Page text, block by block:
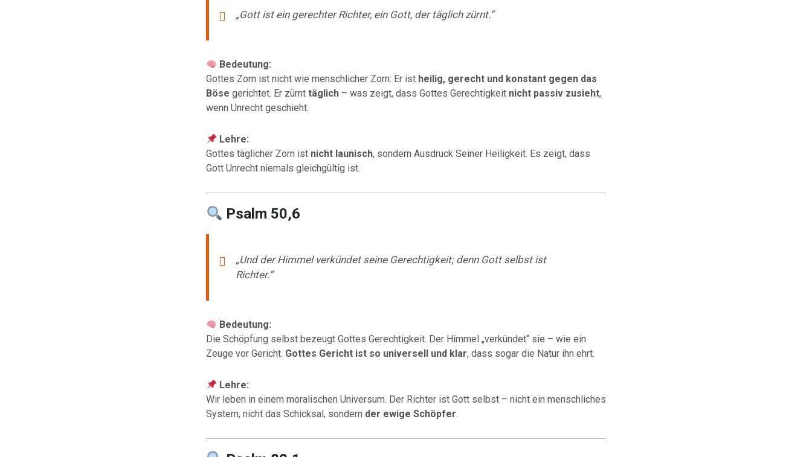
„Gott ist ein gerechter Richter, ein Gott, der täglich zürnt.“
Bedeutung:
Gottes Zorn ist nicht wie menschlicher Zorn: Er ist heilig, gerecht und konstant gegen das
Böse gerichtet. Er zürnt täglich– was zeigt, dass Gottes Gerechtigkeit nicht passiv zusieht,
wenn Unrecht geschieht.
Lehre:
Gottes täglicher Zorn ist nicht launisch, sondern Ausdruck Seiner Heiligkeit. Es zeigt, dass
Gott Unrecht niemals gleichgültig ist.
Psalm 50,6
„Und der Himmel verkündet seine Gerechtigkeit; denn Gott selbst ist
Richter.“
Bedeutung:
Die Schöpfung selbst bezeugt Gottes Gerechtigkeit. Der Himmel „verkündet“ sie – wie ein
Zeuge vor Gericht. Gottes Gericht ist so universell und klar, dass sogar die Natur ihn ehrt.
Lehre:
Wir leben in einem moralischen Universum. Der Richter ist Gott selbst – nicht ein menschliches
System, nicht das Schicksal, sondern der ewige Schöpfer.